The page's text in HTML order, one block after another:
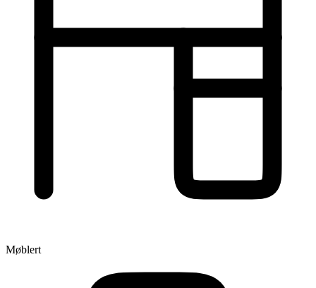
Møblert